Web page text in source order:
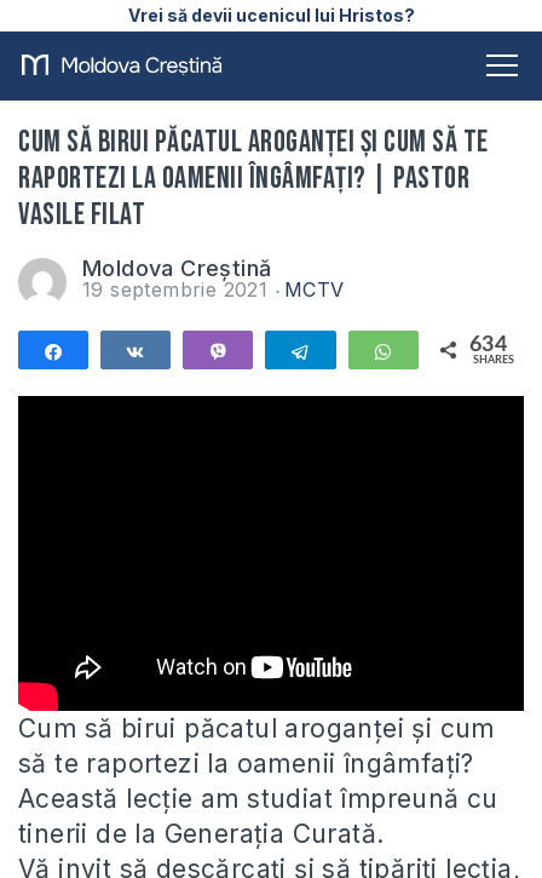
Vrei să devii ucenicul lui Hristos?
Cum să birui păcatul aroganței și cum să te
raportezi la oamenii îngâmfați? | Pastor
Vasile Filat
Moldova Creștină
19 septembrie 2021 MCTV
Telegram WhatsApp
634
SHARES
Cum să birui păcatul aroganței și cum
să te raportezi la oamenii îngâmfați?
Această lecție am studiat împreună cu
tinerii de la Generația Curată.
Vă invit să descărcați și să tipăriți lecția,